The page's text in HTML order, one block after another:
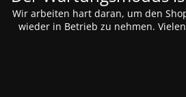
Wir arbeiten hart daran, um den
wieder in Betrieb zu nehmen.